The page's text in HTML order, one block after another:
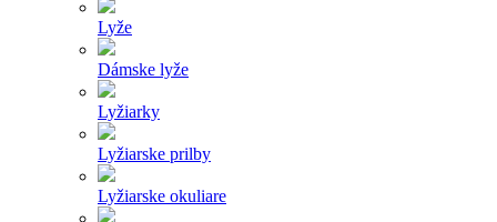
Lyže
Dámske lyže
Lyžiarky
Lyžiarske prilby
Lyžiarske okuliare